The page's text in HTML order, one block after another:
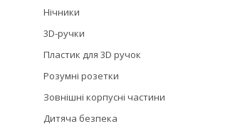
Нічники
3D-ручки
Пластик для 3D ручок
Розумні розетки
Зовнішні корпусні частини
Дитяча безпека